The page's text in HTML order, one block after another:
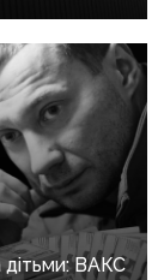
дітьми: ВАКС